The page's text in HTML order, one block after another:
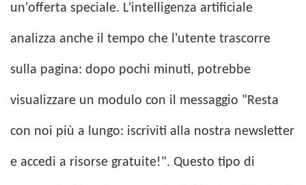
un'offerta speciale. L'intelligenza artificiale
analizza anche il tempo che l'utente trascorre
sulla pagina: dopo pochi minuti, potrebbe
visualizzare un modulo con il messaggio "Resta
con noi più a lungo: iscriviti alla nostra newsletter
e accedi a risorse gratuite!". Questo tipo di